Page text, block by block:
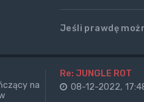
Jeśli prawdę
na
Re: JUNGLE ROT
08-12-2022,